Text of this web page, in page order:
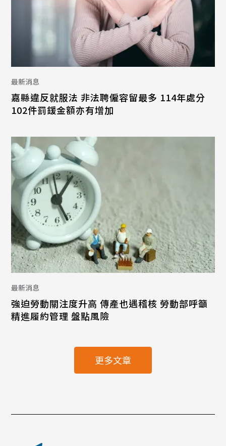
最新消息
嘉縣違反就服法 非法聘僱容留最多 114年處分
102件罰鍰金額亦有增加
最新消息
強迫勞動關注度升高 傳產也遇稽核 勞動部呼籲
精進履約管理 盤點風險
更多文章